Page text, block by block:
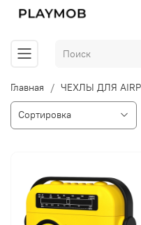
Главная ЧЕХЛЫ ДЛЯ